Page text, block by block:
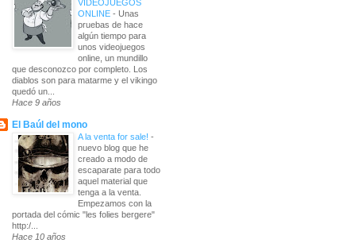
VIDEOJUEGOS
ONLINE - Unas
pruebas de hace
algún tiempo para
unos videojuegos
online, un mundillo
que desconozco por completo. Los
diablos son para matarme y el vikingo
quedó un...
Hace 9 años
El Baúl del mono
A la venta for sale! -
nuevo blog que he
creado a modo de
escaparate para todo
aquel material que
tenga a la venta.
Empezamos con la
portada del cómic "les folies bergere"
http:/...
Hace 10 años